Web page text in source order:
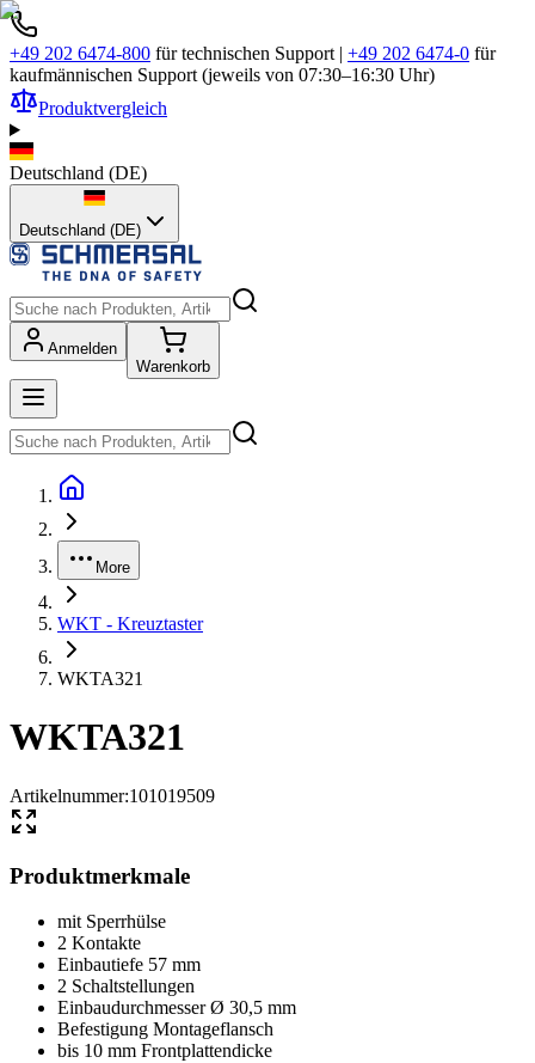
+49 202 6474-800 für technischen Support | +49 202 6474-0 für
kaufmännischen Support (jeweils von 07:30–16:30 Uhr)
Produktvergleich
Deutschland (DE)
Deutschland (DE)
Anmelden
Warenkorb
More
WKT - Kreuztaster
WKTA321
WKTA321
Artikelnummer:101019509
Produktmerkmale
mit Sperrhülse
2 Kontakte
Einbautiefe 57 mm
2 Schaltstellungen
Einbaudurchmesser Ø 30,5 mm
Befestigung Montageflansch
bis 10 mm Frontplattendicke